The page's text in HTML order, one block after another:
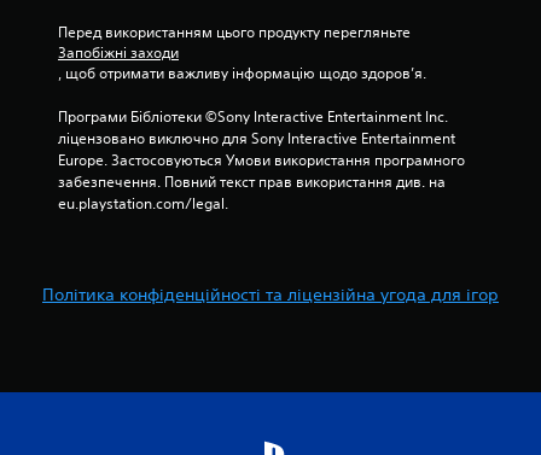
Перед використанням цього продукту перегляньте
Запобіжні заходи
, щоб отримати важливу інформацію щодо здоров’я.
Програми Бібліотеки ©Sony Interactive Entertainment Inc.
ліцензовано виключно для Sony Interactive Entertainment
Europe. Застосовуються Умови використання програмного
забезпечення. Повний текст прав використання див. на
eu.playstation.com/legal.
Політика конфіденційності та ліцензійна угода для ігор